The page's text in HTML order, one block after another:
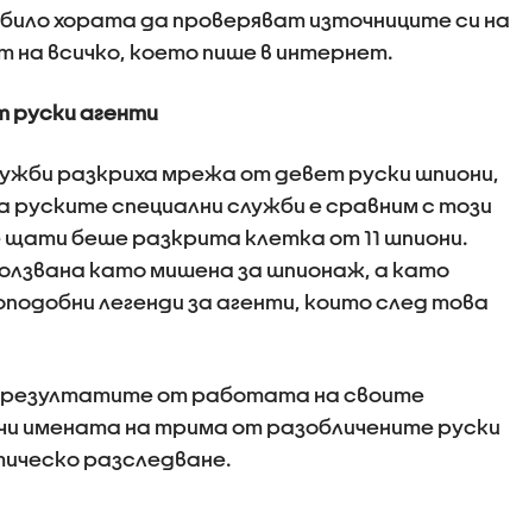
хората да проверяват източниците си на
на всичко, което пише в интернет.
руски агенти
разкриха мрежа от девет руски шпиони,
руските специални служби е сравним с този
щати беше разкрита клетка от 11 шпиони.
като мишена за шпионаж, а като
легенди за агенти, които след това
резултатите от работата на своите
имената на трима от разобличените руски
разследване.